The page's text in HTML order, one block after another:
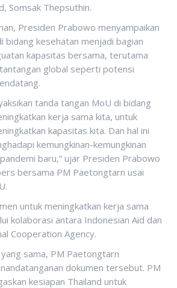
Somsak Thepsuthin.
Presiden Prabowo menyampaikan
bidang kesehatan menjadi bagian
kapasitas bersama, terutama
global seperti potensi
tanda tangan MoU di bidang
kerja sama kita, untuk
kapasitas kita. Dan hal ini
kemungkinan-kemungkinan
baru,” ujar Presiden Prabowo
bersama PM Paetongtarn usai
untuk meningkatkan kerja sama
kolaborasi antara Indonesian Aid dan
Cooperation Agency.
sama, PM Paetongtarn
dokumen tersebut. PM
kesiapan Thailand untuk